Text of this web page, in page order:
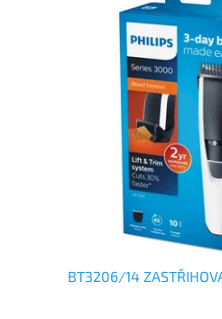
BT3206/14